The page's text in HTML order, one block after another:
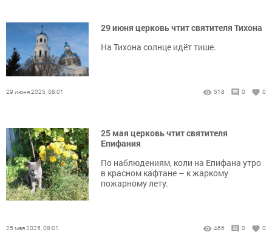
29 июня церковь чтит святителя Тихона
На Тихона солнце идёт тише.
29 июня 2025, 08:01 518 0 0
25 мая церковь чтит святителя
Епифания
По наблюдениям, коли на Епифана утро
в красном кафтане – к жаркому
пожарному лету.
25 мая 2025, 08:01 466 0 0